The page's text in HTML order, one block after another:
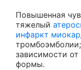
Повышенная
тяжелый
инфаркт
зависимости
формы.